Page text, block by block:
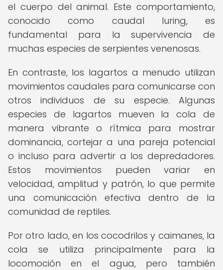
el cuerpo del animal. Este comportamiento,
conocido como caudal luring, es
fundamental para la supervivencia de
muchas especies de serpientes venenosas.
En contraste, los lagartos a menudo utilizan
movimientos caudales para comunicarse con
otros individuos de su especie. Algunas
especies de lagartos mueven la cola de
manera vibrante o rítmica para mostrar
dominancia, cortejar a una pareja potencial
o incluso para advertir a los depredadores.
Estos movimientos pueden variar en
velocidad, amplitud y patrón, lo que permite
una comunicación efectiva dentro de la
comunidad de reptiles.
Por otro lado, en los cocodrilos y caimanes, la
cola se utiliza principalmente para la
locomoción en el agua, pero también